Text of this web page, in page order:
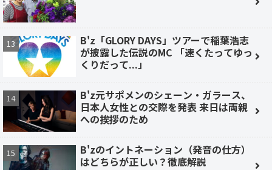
B'z「GLORY DAYS」ツアーで稲葉浩志
が披露した伝説のMC 「速くたってゆっ
くりだって...」
B'z元サポメンのシェーン・ガラース、
日本人女性との交際を発表 来日は両親
への挨拶のため
B'zのイントネーション（発音の仕方）
はどちらが正しい？徹底解説